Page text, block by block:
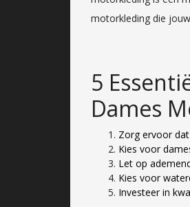
motorkleding die
5
Dames
Zorg ervoor
Kies voor
Let op
Kies voor
Investeer in